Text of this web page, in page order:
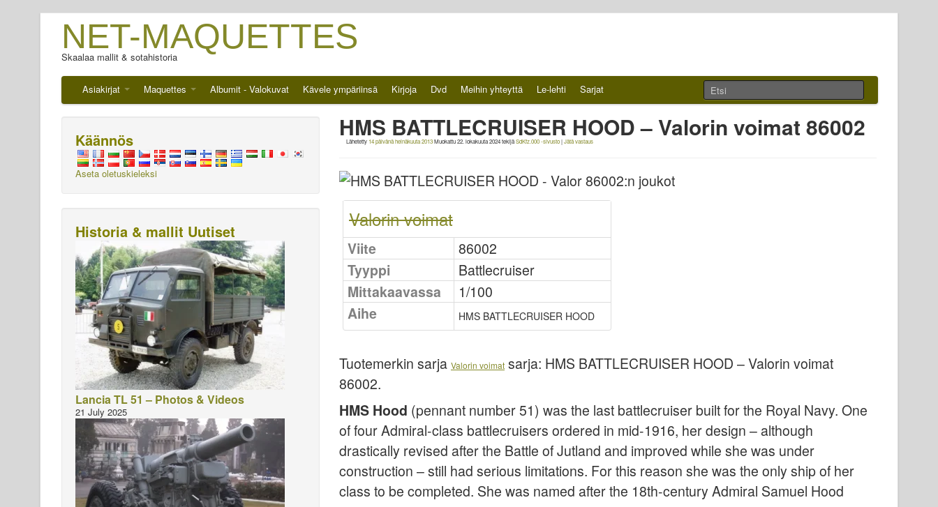
NET-MAQUETTES
Skaalaa mallit & sotahistoria
Asiakirjat Maquettes Albumit - Valokuvat Kävele ympäriinsä Kirjoja Dvd Meihin yhteyttä Le-lehti Sarjat
HMS BATTLECRUISER HOOD – Valorin voimat 86002
Lähetetty 14 päivänä heinäkuuta 2013Muokattu22. lokakuuta 2024tekijäSdKfz.000 -sivusto|Jätä vastaus
Valorin voimat
Viite
86002
Tyyppi
Battlecruiser
Mittakaavassa
1/100
Aihe
HMS BATTLECRUISER HOOD
Tuotemerkin sarja Valorin voimat sarja: HMS BATTLECRUISER HOOD – Valorin voimat
86002.
HMS Hood (pennant number 51) was the last battlecruiser built for the Royal Navy. One
of four Admiral-class battlecruisers ordered in mid-1916, her design – although
drastically revised after the Battle of Jutland and improved while she was under
construction – still had serious limitations. For this reason she was the only ship of her
class to be completed. She was named after the 18th-century Admiral Samuel Hood
Käännös
Aseta oletuskieleksi
Historia & mallit Uutiset
Lancia TL 51 – Photos & Videos
21 July 2025